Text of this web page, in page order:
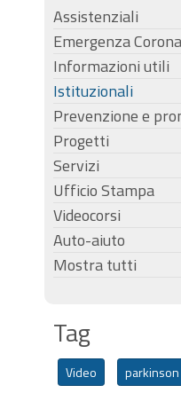
Assistenziali
Emergenza
Informazioni utili
Istituzionali
Prevenzione e
Progetti
Servizi
Ufficio Stampa
Videocorsi
Auto-aiuto
Mostra tutti
Tag
Video parkinson